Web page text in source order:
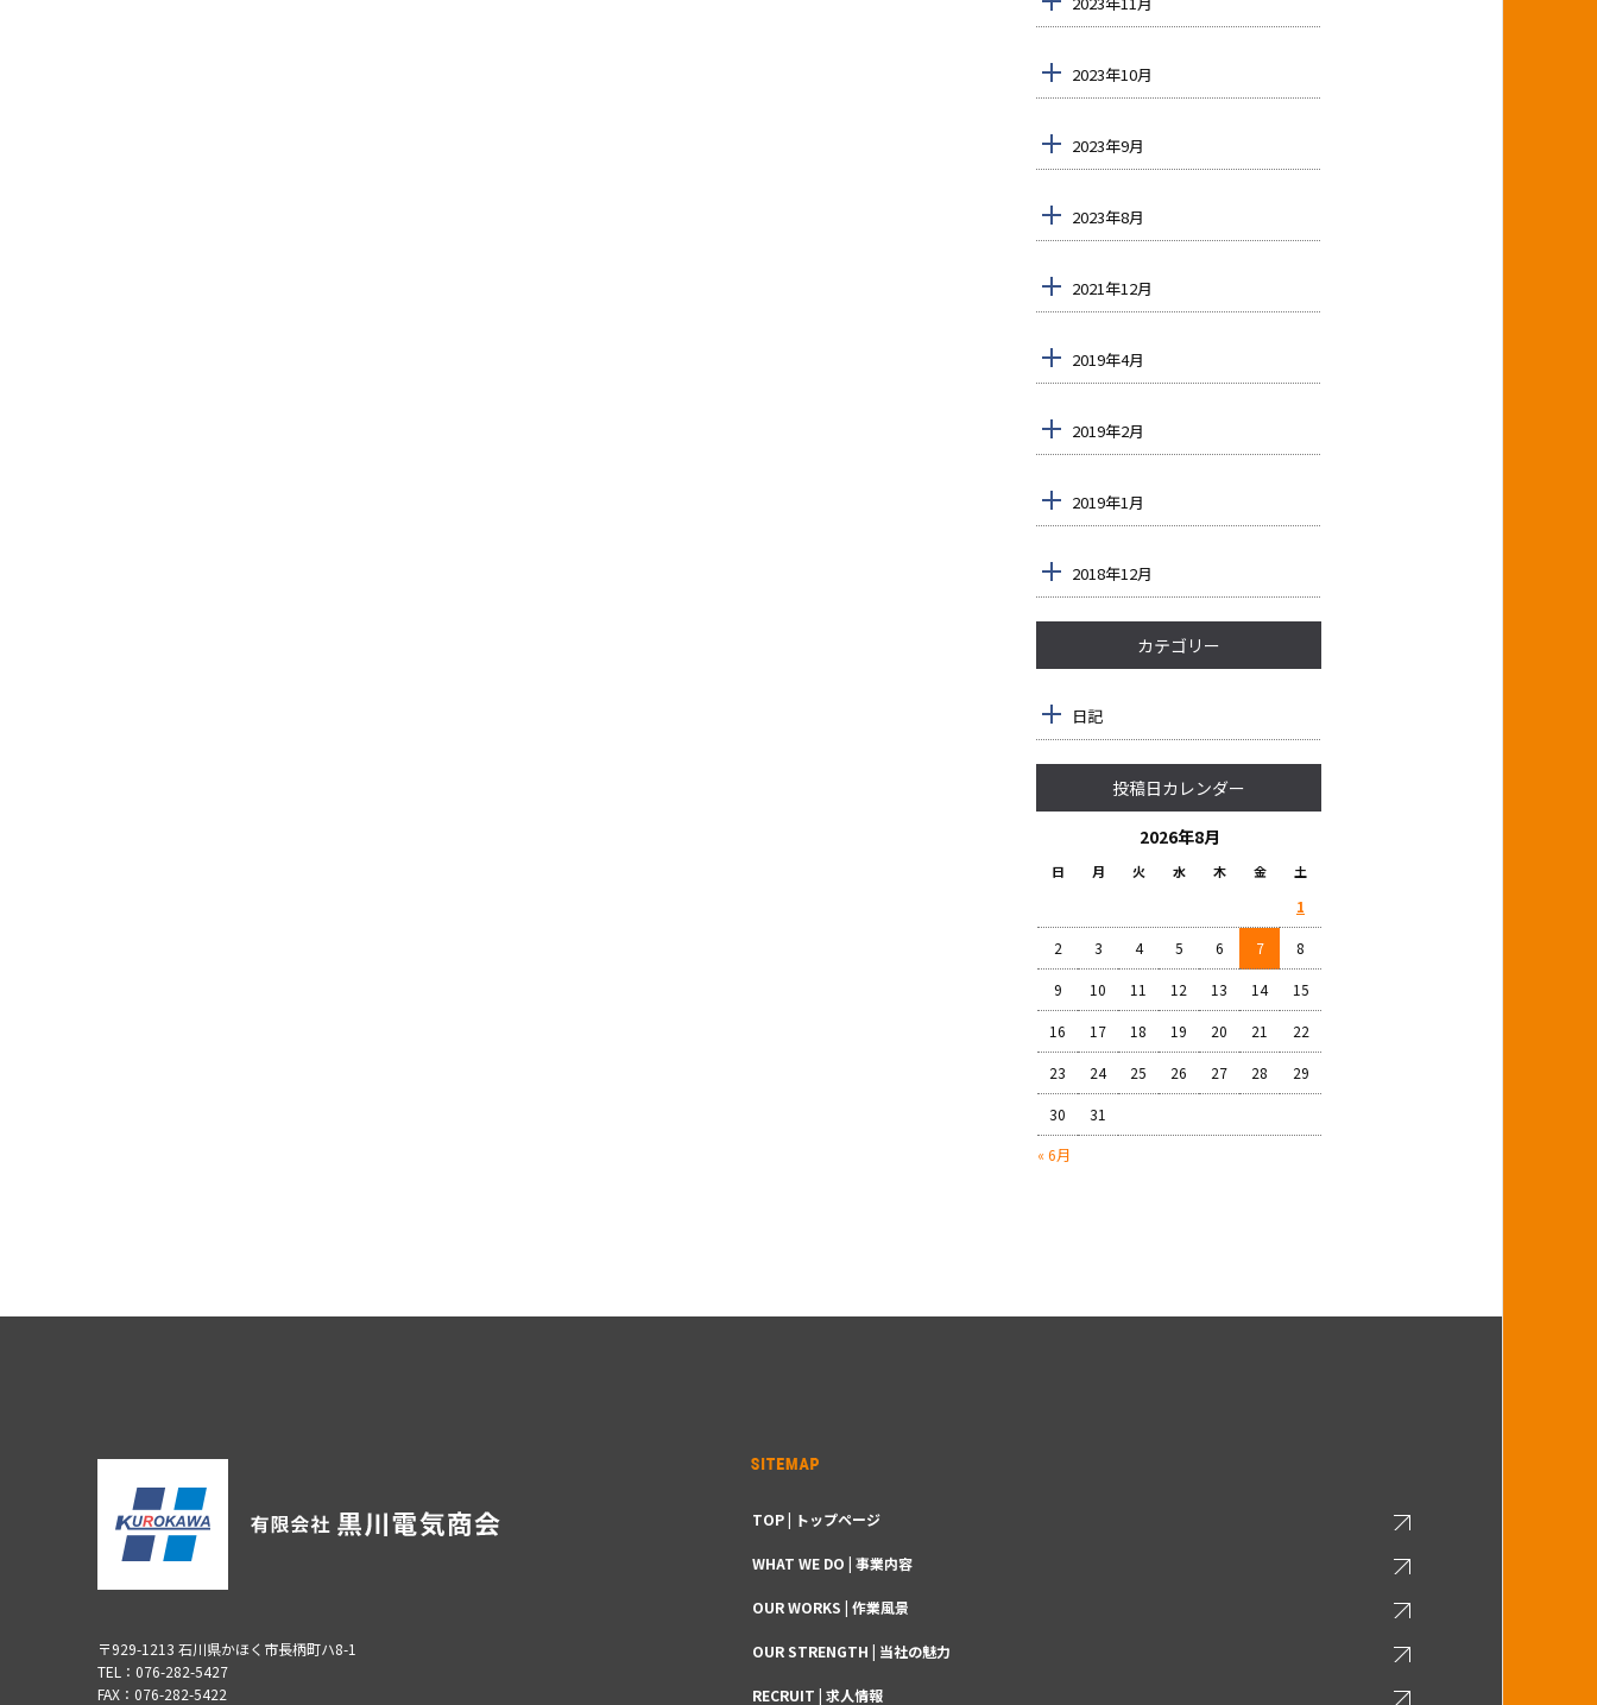
2023年10月
2023年9月
2023年8月
2021年12月
2019年4月
2019年2月
2019年1月
2018年12月
カテゴリー
日記
投稿日カレンダー
2026年8月
日 月 火 水 木 金 土
« 6月
1
2 3 4 5 6 7 8
9 10 11 12 13 14 15
16 17 18 19 20 21 22
23 24 25 26 27 28 29
30 31
TOP | トップページ
WHAT WE DO | 事業内容
OUR WORKS | 作業風景
OUR STRENGTH | 当社の魅力
RECRUIT | 求人情報
〒929-1213 石川県かほく市長柄町ハ8-1
TEL：076-282-5427
FAX：076-282-5422